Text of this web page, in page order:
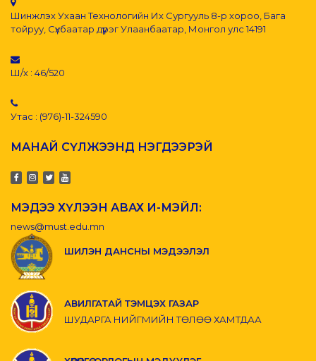
Шинжлэх Ухаан Технологийн Их Сургууль 8-р хороо, Бага
тойруу, Сүхбаатар дүүрэг Улаанбаатар, Монгол улс 14191
Ш/х : 46/520
Утас : (976)-11-324590
МАНАЙ СҮЛЖЭЭНД НЭГДЭЭРЭЙ
МЭДЭЭ ХҮЛЭЭН АВАХ И-МЭЙЛ:
news@must.edu.mn
ШИЛЭН ДАНСНЫ МЭДЭЭЛЭЛ
АВИЛГАТАЙ ТЭМЦЭХ ГАЗАР
ШУДАРГА НИЙГМИЙН ТӨЛӨӨ ХАМТДАА